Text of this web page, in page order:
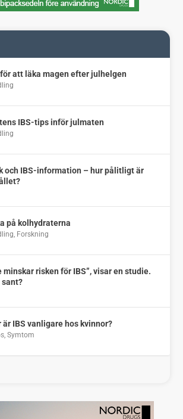
att läka magen efter julhelgen
IBS-tips inför julmaten
och IBS-information – hur pålitligt är
på kolhydraterna
, Forskning
minskar risken för IBS”, visar en studie.
sant?
är IBS vanligare hos kvinnor?
,Symtom